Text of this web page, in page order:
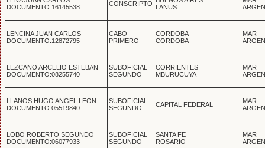
DOCUMENTO:16145538
CONSCRIPTO LANUS
LENCINA JUAN CARLOS
DOCUMENTO:12872795
CABO
PRIMERO
CORDOBA
CORDOBA
MAR
LEZCANO ARCELIO ESTEBAN
DOCUMENTO:08255740
SUBOFICIAL
SEGUNDO
CORRIENTES
MBURUCUYA
MAR
LLANOS HUGO ANGEL LEON
DOCUMENTO:05519840
SUBOFICIAL
SEGUNDO
CAPITAL FEDERAL
MAR
LOBO ROBERTO SEGUNDO
DOCUMENTO:06077933
SUBOFICIAL
SEGUNDO
SANTA FE
ROSARIO
MAR